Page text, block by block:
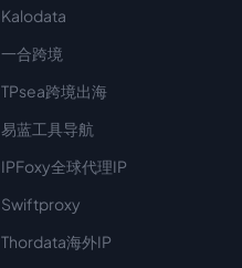
Kalodata
一合跨境
TPsea跨境出海
易蓝工具导航
IPFoxy全球代理IP
Swiftproxy
Thordata海外IP